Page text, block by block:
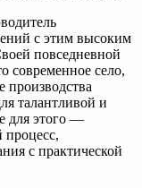
с этим высоким
повседневной
современное село,
производства
талантливой и
для этого —
процесс,
с практической